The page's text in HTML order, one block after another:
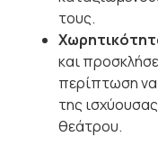
τους.
και
περίπτωση να
της
θεάτρου.